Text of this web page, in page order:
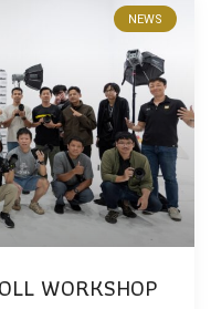
NEWS
WORKSHOP